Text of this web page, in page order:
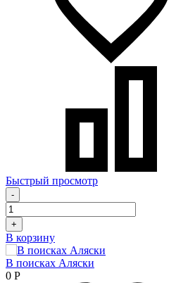
Быстрый просмотр
-
+
В корзину
В поисках Аляски
0 Р